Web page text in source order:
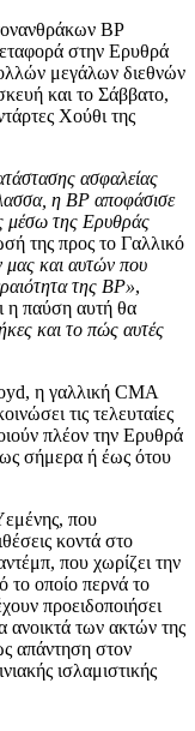
BP
στην Ερυθρά
μεγάλων διεθνών
και το Σάββατο,
Χούθι της
ασφαλείας
η BP αποφάσισε
μέσω της Ερυθράς
της προς το Γαλλικό
μας και αυτών που
της BP»,
η παύση αυτή θα
και το πώς αυτές
η γαλλική CMA
τις τελευταίες
πλέον την Ερυθρά
σήμερα ή έως ότου
που
κοντά στο
που χωρίζει την
το οποίο περνά το
προειδοποιήσει
ανοικτά των ακτών της
απάντηση στον
ισλαμιστικής